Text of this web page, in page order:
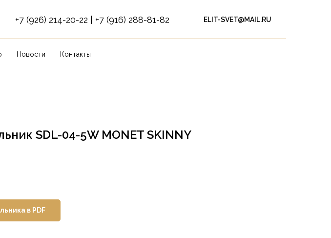
+7 (926) 214-20-22 +7 (916) 288-81-82 ELIT-SVET@MAIL.RU
Новости Контакты
SDL-04-5W MONET SKINNY
в PDF